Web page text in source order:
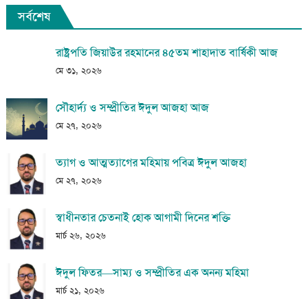
সর্বশেষ
রাষ্ট্রপতি জিয়াউর রহমানের ৪৫তম শাহাদাত বার্ষিকী আজ
মে ৩১, ২০২৬
সৌহার্দ্য ও সম্প্রীতির ঈদুল আজহা আজ
মে ২৭, ২০২৬
ত্যাগ ও আত্মত্যাগের মহিমায় পবিত্র ঈদুল আজহা
মে ২৭, ২০২৬
স্বাধীনতার চেতনাই হোক আগামী দিনের শক্তি
মার্চ ২৬, ২০২৬
ঈদুল ফিতর—সাম্য ও সম্প্রীতির এক অনন্য মহিমা
মার্চ ২১, ২০২৬